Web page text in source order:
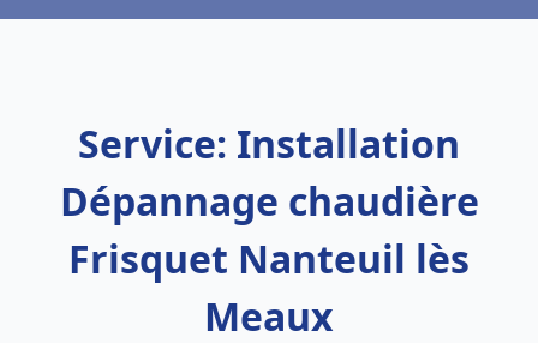
Service: Installation
Dépannage chaudière
Frisquet Nanteuil lès
Meaux